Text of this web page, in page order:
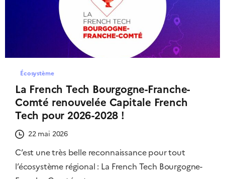
Écosystème
La French Tech Bourgogne-Franche-
Comté renouvelée Capitale French
Tech pour 2026-2028 !
22 mai 2026
C’est une très belle reconnaissance pour tout
l’écosystème régional : La French Tech Bourgogne-